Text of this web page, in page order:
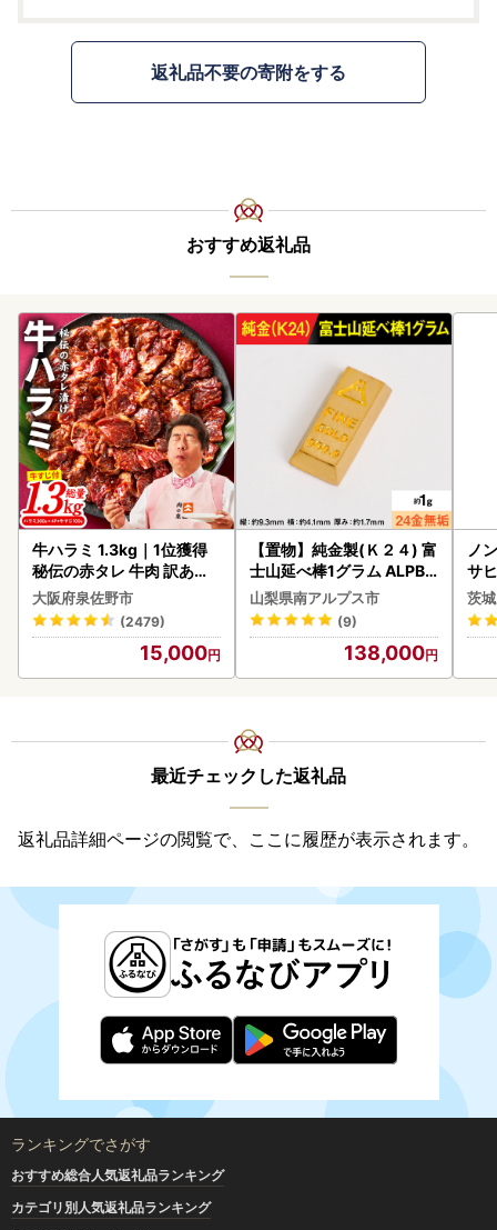
返礼品不要の寄附をする
おすすめ返礼品
牛ハラミ 1.3kg｜1位獲得
秘伝の赤タレ 牛肉 訳あり
焼肉 BBQ
大阪府泉佐野市
(2479)
15,000
【置物】純金製(Ｋ２４) 富
士山延べ棒1グラム ALPBK
180
山梨県南アルプス市
(9)
138,000
ノ
サ
本
守
茨
最近チェックした返礼品
返礼品詳細ページの閲覧で、ここに履歴が表示されます。
ランキングでさがす
おすすめ総合人気返礼品ランキング
カテゴリ別人気返礼品ランキング